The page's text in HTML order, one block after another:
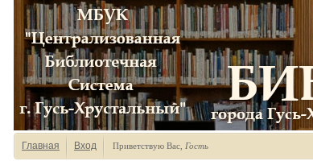
Главная Вход Приветствую Вас Гость